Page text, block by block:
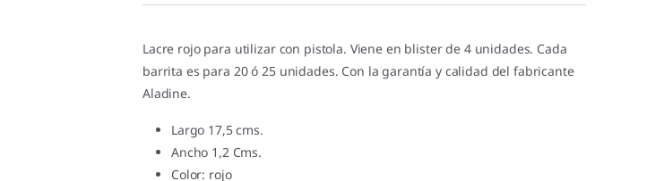
Lacre rojo para utilizar con pistola. Viene en blister de 4 unidades. Cada
barrita es para 20 ó 25 unidades. Con la garantía y calidad del fabricante
Aladine.
Largo 17,5 cms.
Ancho 1,2 Cms.
Color: rojo